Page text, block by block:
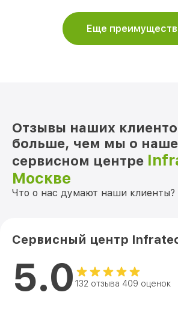
Еще
Отзывы наших
больше, чем мы о
сервисном центре
Москве
Что о нас думают наши клиенты?
Сервисный центр
5.0 132 отзыва 409 оценок